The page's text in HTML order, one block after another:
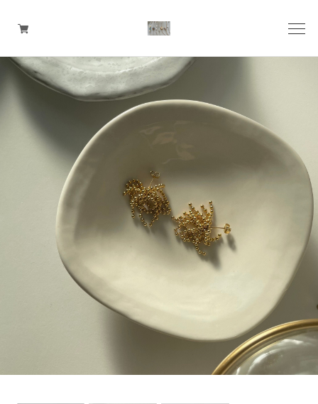
pierce
earring
ring
necklace
bangle
bracelet